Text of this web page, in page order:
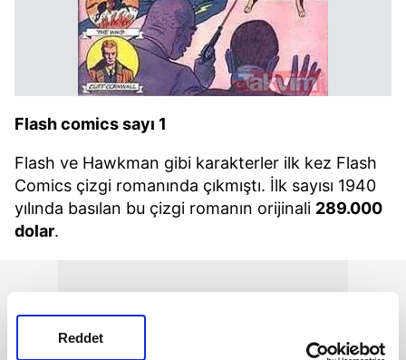
Reddet
Flash comics sayı 1
Flash ve Hawkman gibi karakterler ilk kez Flash
Comics çizgi romanında çıkmıştı. İlk sayısı 1940
yılında basılan bu çizgi romanın orijinali 289.000
dolar.